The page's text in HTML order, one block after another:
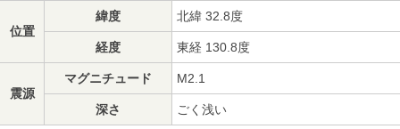
位置
緯度 北緯 32.8度
経度 東経 130.8度
震源
マグニチュード M2.1
深さ ごく浅い